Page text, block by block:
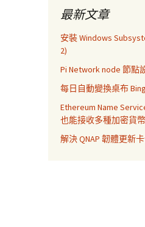
最新文章
安裝 Windows
2)
Pi Network node 節點
每日自動變換桌布
Ethereum Name
也能接收多種加密貨幣
解決 QNAP 韌體更新